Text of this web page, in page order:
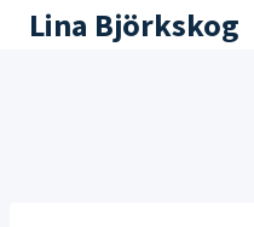
SkipLina Björkskog